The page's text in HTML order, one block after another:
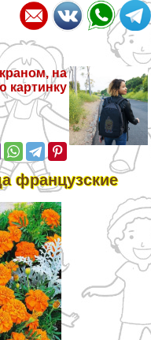
на
картинку
французские